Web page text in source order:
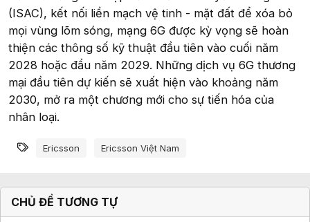
(ISAC), kết nối liền mạch vệ tinh - mặt đất để xóa bỏ
mọi vùng lõm sóng, mạng 6G được kỳ vọng sẽ hoàn
thiện các thông số kỹ thuật đầu tiên vào cuối năm
2028 hoặc đầu năm 2029. Những dịch vụ 6G thương
mại đầu tiên dự kiến sẽ xuất hiện vào khoảng năm
2030, mở ra một chương mới cho sự tiến hóa của
nhân loại.
Từ khóa
Ericsson Ericsson Việt Nam
CHỦ ĐỀ TƯƠNG TỰ